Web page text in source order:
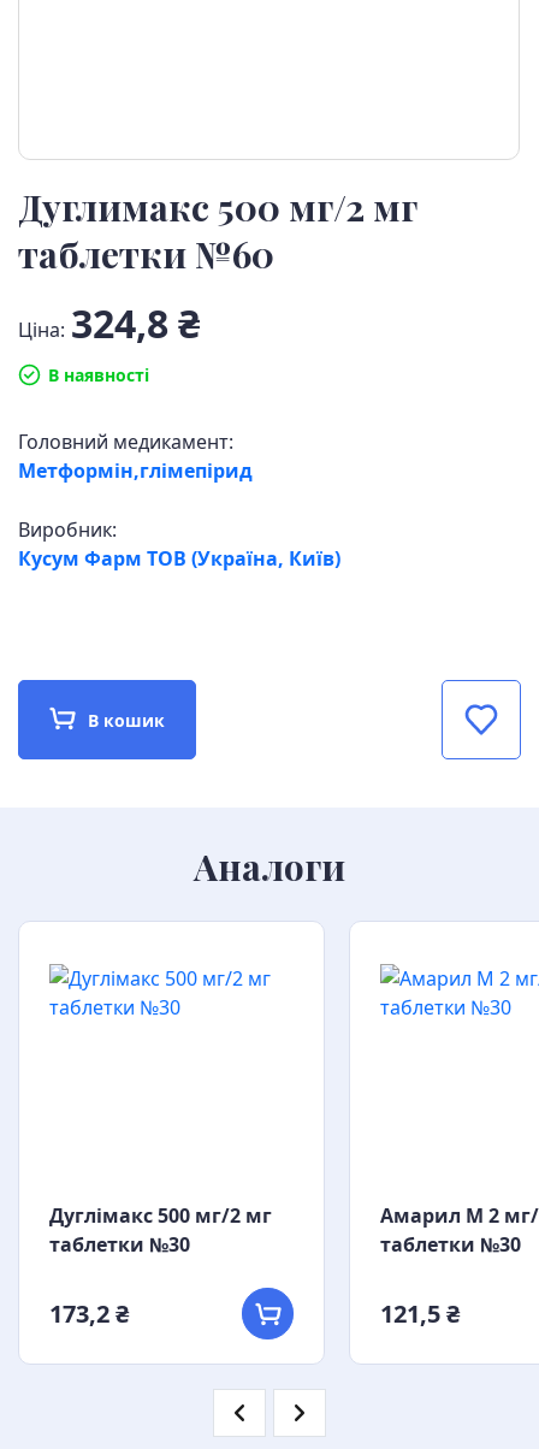
Дуглимакс 500 мг/2 мг
таблетки №60
Ціна: 324,8 ₴
В наявності
Головний медикамент:
Метформін,глімепірид
Виробник:
Кусум Фарм ТОВ (Україна, Київ)
В кошик
Аналоги
Дуглімакс 500 мг/2 мг
таблетки №30
173,2 ₴
Амарил М 2 мг/
таблетки №30
121,5 ₴